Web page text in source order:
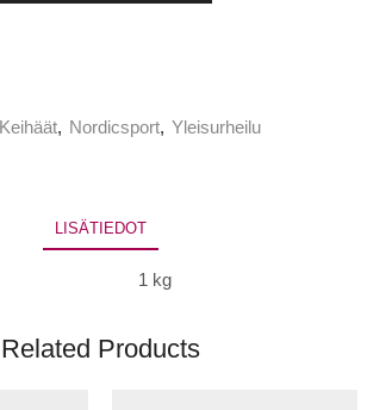
Keihäät, Nordicsport, Yleisurheilu
LISÄTIEDOT
1 kg
Related Products